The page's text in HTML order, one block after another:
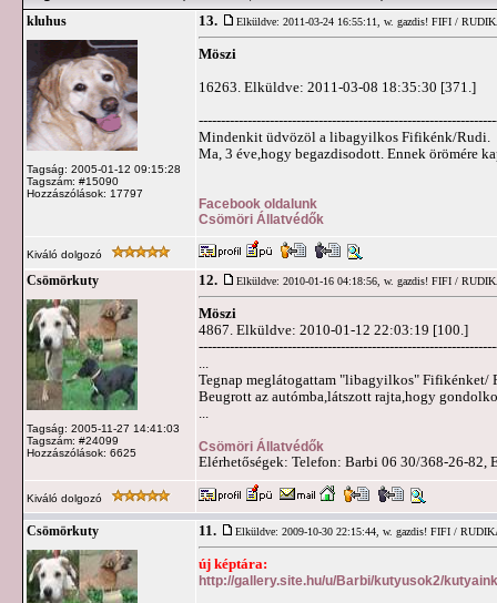
kluhus
Tagság: 2005-01-12 09:15:28
Tagszám: #15090
Hozzászólások: 17797
13. Elküldve: 2011-03-24 16:55:11, w. gazdis! FIFI /
Möszi
16263. Elküldve: 2011-03-08 18:35:30 [371.]
Mindenkit üdvözöl a libagyilkos Fifikénk/Rudi.
Ma, 3 éve,hogy begazdisodott. Ennek örömére
Facebook oldalunk
Csömöri Állatvédők
Kiváló dolgozó
Csömörkuty
Tagság: 2005-11-27 14:41:03
Tagszám: #24099
Hozzászólások: 6625
12. Elküldve: 2010-01-16 04:18:56, w. gazdis! FIFI /
Möszi
4867. Elküldve: 2010-01-12 22:03:19 [100.]
Tegnap meglátogattam "libagyilkos" Fifikénket/
Beugrott az autómba,látszott rajta,hogy
Csömöri Állatvédők
Elérhetőségek: Telefon: Barbi 06 30/368-26-82,
Kiváló dolgozó
Csömörkuty 11. Elküldve: 2009-10-30 22:15:44, w. gazdis! FIFI /
új képtára:
http://gallery.site.hu/u/Barbi/kutyusok2/